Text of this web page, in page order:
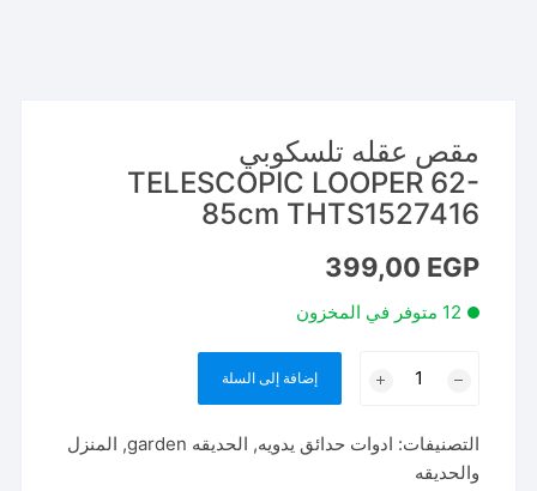
مقص عقله تلسكوبي
TELESCOPIC LOOPER 62-
85cm THTS1527416
399,00 EGP
12 متوفر في المخزون
تلسكوبي
TELESCOPIC
إضافة إلى السلة
التصنيفات: ادوات حدائق يدويه, الحديقه garden , المنزل
والحديقه